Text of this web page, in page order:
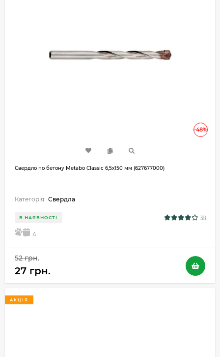
-48%
Свердло по бетону Metabo Classic 6,5х150 мм (627677000)
Категорія: Свердла
В НАЯВНОСТІ 38
5 4
52 грн.
27 грн.
АКЦІЯ